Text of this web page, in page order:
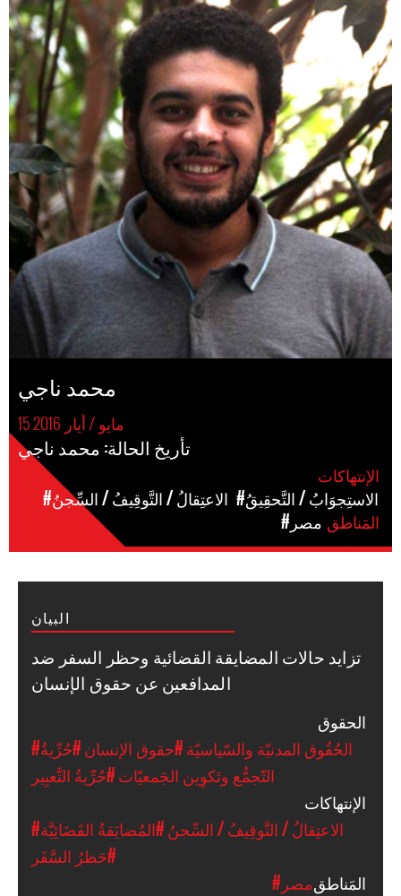
محمد ناجي
15 مايو / أيار 2016
تأريخ الحالة: محمد ناجي
#الاعتِقالُ / التَّوقِيفُ / السِّجنُ
#الاستِجوَابُ / التَّحقِيقُ
#مصر
البيان
تزايد حالات المضايقة القضائية وحظر السفر ضد
المدافعين عن حقوق الإنسان
#الحُقُوق المدنيّة والسّياسيّة#حقوق الإنسان#حُرِّيةُ
التّجمُّع وتَكوِين الجَمعيّات#حُرِّيةُ التَّعبِير
#الاعتِقالُ / التَّوقِيفُ / السِّجنُ#المُضايَقةُ القَضَائِيَّة
#حَظرُ السَّفَر
#مصر